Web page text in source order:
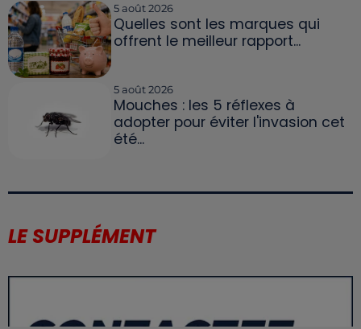
5 août 2026
Quelles sont les marques qui
offrent le meilleur rapport...
5 août 2026
Mouches : les 5 réflexes à
adopter pour éviter l'invasion cet
été...
LE SUPPLÉMENT